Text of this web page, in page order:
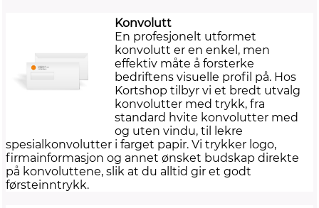
Konvolutt
En profesjonelt utformet
konvolutt er en enkel, men
effektiv måte å forsterke
bedriftens visuelle profil på. Hos
Kortshop tilbyr vi et bredt utvalg
konvolutter med trykk, fra
standard hvite konvolutter med
og uten vindu, til lekre
spesialkonvolutter i farget papir. Vi trykker logo,
firmainformasjon og annet ønsket budskap direkte
på konvoluttene, slik at du alltid gir et godt
førsteinntrykk.